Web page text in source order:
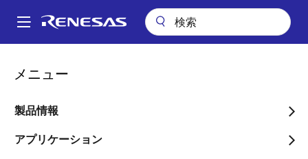
ン
Main
メニュー
製品情報
アプリケーション
RX Family Software & Tool
Course